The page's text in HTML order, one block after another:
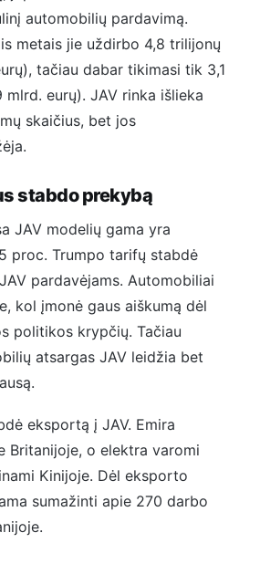
automobilių pardavimą.
metais jie uždirbo 4,8 trilijonų
tačiau dabar tikimasi tik 3,1
eurų). JAV rinka išlieka
skaičius, bet jos
stabdo prekybą
JAV modelių gama yra
proc. Trumpo tarifų stabdė
pardavėjams. Automobiliai
kol įmonė gaus aiškumą dėl
politikos krypčių. Tačiau
atsargas JAV leidžia bet
eksportą į JAV. Emira
Britanijoje, o elektra varomi
Kinijoje. Dėl eksporto
sumažinti apie 270 darbo